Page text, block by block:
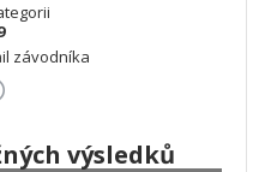
závodníka
výsledků